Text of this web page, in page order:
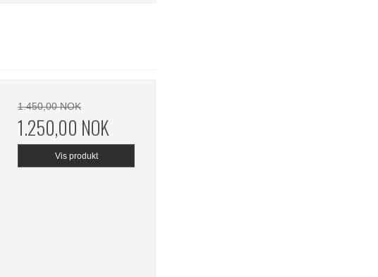
1.450,00 NOK
1.250,00 NOK
Vis produkt